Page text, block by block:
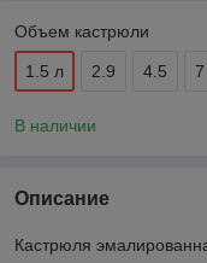
Объем кастрюли
1.5 л 2.9 4.5 7
В наличии
Описание
Кастрюля